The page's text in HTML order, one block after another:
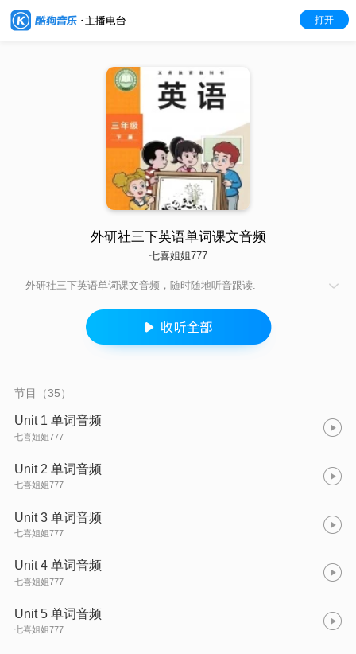
打开
外研社三下英语单词课文音频
七喜姐姐777
外研社三下英语单词课文音频，随时随地听音跟读.
节目（35）
Unit 1 单词音频
七喜姐姐777
Unit 2 单词音频
七喜姐姐777
Unit 3 单词音频
七喜姐姐777
Unit 4 单词音频
七喜姐姐777
Unit 5 单词音频
七喜姐姐777